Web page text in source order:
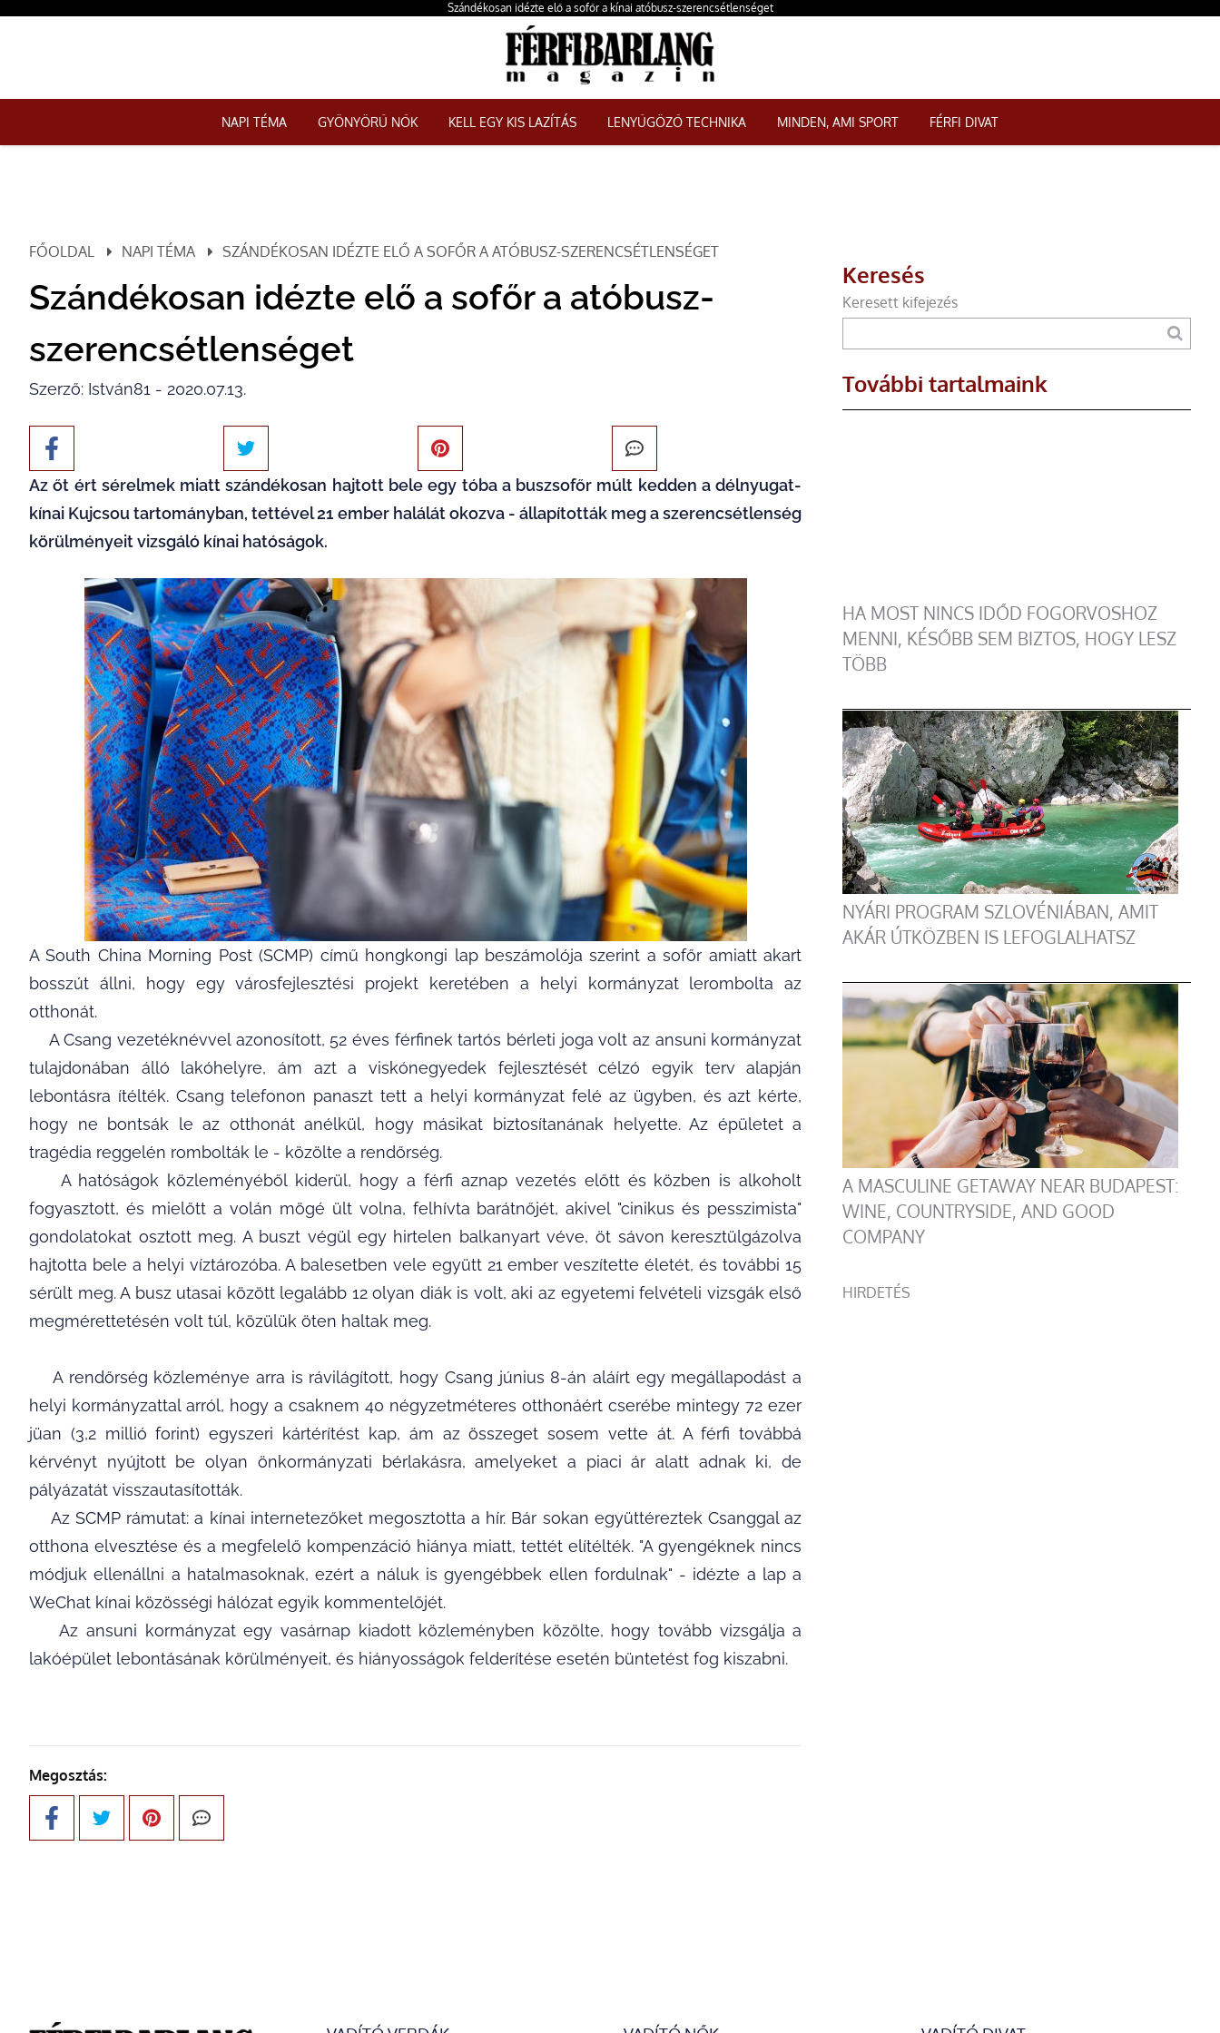
Szándékosan idézte elő a sofőr a kínai atóbusz-szerencsétlenséget
NAPI TÉMA GYÖNYÖRŰ NŐK KELL EGY KIS LAZÍTÁS LENYŰGÖZŐ TECHNIKA MINDEN, AMI SPORT FÉRFI DIVAT
FŐOLDAL NAPI TÉMA SZÁNDÉKOSAN IDÉZTE ELŐ A SOFŐR A ATÓBUSZ-SZERENCSÉTLENSÉGET
Szándékosan idézte elő a sofőr a atóbusz-
szerencsétlenséget
Szerző: István81 - 2020.07.13.
Az őt ért sérelmek miatt szándékosan hajtott bele egy tóba a buszsofőr múlt kedden a délnyugat-
kínai Kujcsou tartományban, tettével 21 ember halálát okozva - állapították meg a szerencsétlenség
körülményeit vizsgáló kínai hatóságok.
A South China Morning Post (SCMP) című hongkongi lap beszámolója szerint a sofőr amiatt akart
bosszút állni, hogy egy városfejlesztési projekt keretében a helyi kormányzat lerombolta az
otthonát.
A Csang vezetéknévvel azonosított, 52 éves férfinek tartós bérleti joga volt az ansuni kormányzat
tulajdonában álló lakóhelyre, ám azt a viskónegyedek fejlesztését célzó egyik terv alapján
lebontásra ítélték. Csang telefonon panaszt tett a helyi kormányzat felé az ügyben, és azt kérte,
hogy ne bontsák le az otthonát anélkül, hogy másikat biztosítanának helyette. Az épületet a
tragédia reggelén rombolták le - közölte a rendőrség.
A hatóságok közleményéből kiderül, hogy a férfi aznap vezetés előtt és közben is alkoholt
fogyasztott, és mielőtt a volán mögé ült volna, felhívta barátnőjét, akivel "cinikus és pesszimista"
gondolatokat osztott meg. A buszt végül egy hirtelen balkanyart véve, öt sávon keresztülgázolva
hajtotta bele a helyi víztározóba. A balesetben vele együtt 21 ember veszítette életét, és további 15
sérült meg. A busz utasai között legalább 12 olyan diák is volt, aki az egyetemi felvételi vizsgák első
megmérettetésén volt túl, közülük öten haltak meg.
A rendőrség közleménye arra is rávilágított, hogy Csang június 8-án aláírt egy megállapodást a
helyi kormányzattal arról, hogy a csaknem 40 négyzetméteres otthonáért cserébe mintegy 72 ezer
jüan (3,2 millió forint) egyszeri kártérítést kap, ám az összeget sosem vette át. A férfi továbbá
kérvényt nyújtott be olyan önkormányzati bérlakásra, amelyeket a piaci ár alatt adnak ki, de
pályázatát visszautasították.
Az SCMP rámutat: a kínai internetezőket megosztotta a hír. Bár sokan együttéreztek Csanggal az
otthona elvesztése és a megfelelő kompenzáció hiánya miatt, tettét elítélték. "A gyengéknek nincs
módjuk ellenállni a hatalmasoknak, ezért a náluk is gyengébbek ellen fordulnak" - idézte a lap a
WeChat kínai közösségi hálózat egyik kommentelőjét.
Az ansuni kormányzat egy vasárnap kiadott közleményben közölte, hogy tovább vizsgálja a
lakóépület lebontásának körülményeit, és hiányosságok felderítése esetén büntetést fog kiszabni.
Megosztás:
Keresés
Keresett kifejezés
További tartalmaink
HA MOST NINCS IDŐD FOGORVOSHOZ
MENNI, KÉSŐBB SEM BIZTOS, HOGY LESZ
TÖBB
NYÁRI PROGRAM SZLOVÉNIÁBAN, AMIT
AKÁR ÚTKÖZBEN IS LEFOGLALHATSZ
A MASCULINE GETAWAY NEAR BUDAPEST:
WINE, COUNTRYSIDE, AND GOOD
COMPANY
HIRDETÉS